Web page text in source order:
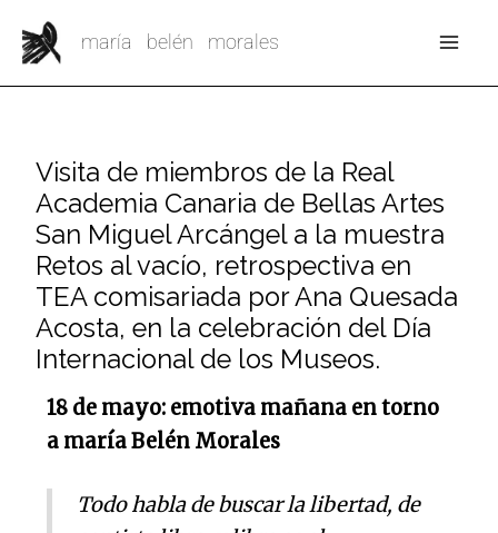
contenido
maría belén morales
Visita de miembros de la Real
Academia Canaria de Bellas Artes
San Miguel Arcángel a la muestra
Retos al vacío, retrospectiva en
TEA comisariada por Ana Quesada
Acosta, en la celebración del Día
Internacional de los Museos.
18 de mayo: emotiva mañana en torno
a maría Belén Morales
Todo habla de buscar la libertad, de